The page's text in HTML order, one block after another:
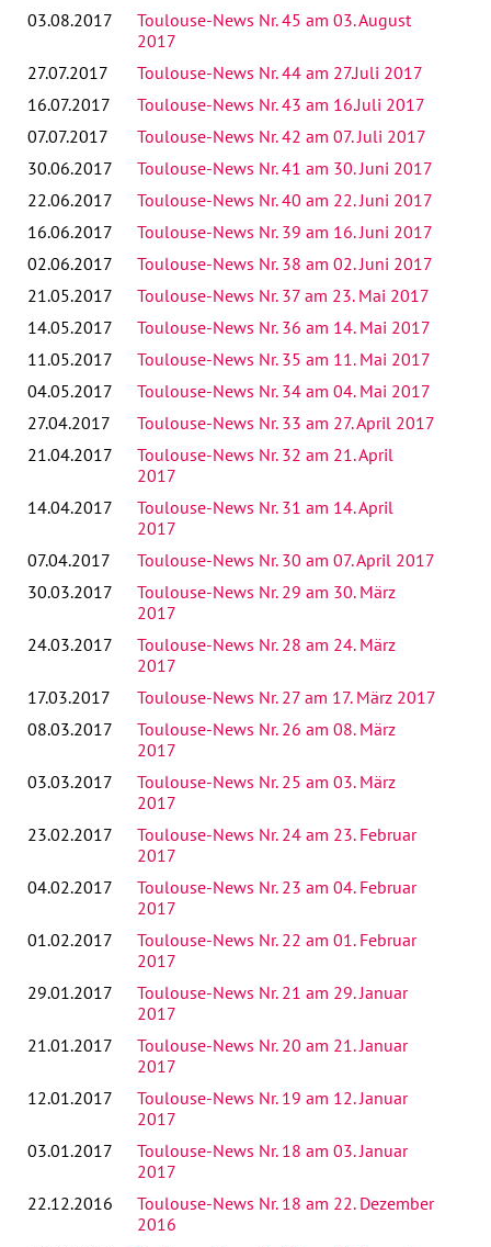
03.08.2017
Toulouse-News Nr. 45 am 03. August
2017
27.07.2017
Toulouse-News Nr. 44 am 27.Juli 2017
16.07.2017
Toulouse-News Nr. 43 am 16.Juli 2017
07.07.2017
Toulouse-News Nr. 42 am 07. Juli 2017
30.06.2017
Toulouse-News Nr. 41 am 30. Juni 2017
22.06.2017
Toulouse-News Nr. 40 am 22. Juni 2017
16.06.2017
Toulouse-News Nr. 39 am 16. Juni 2017
02.06.2017
Toulouse-News Nr. 38 am 02. Juni 2017
21.05.2017
Toulouse-News Nr. 37 am 23. Mai 2017
14.05.2017
Toulouse-News Nr. 36 am 14. Mai 2017
11.05.2017
Toulouse-News Nr. 35 am 11. Mai 2017
04.05.2017
Toulouse-News Nr. 34 am 04. Mai 2017
27.04.2017
Toulouse-News Nr. 33 am 27. April 2017
21.04.2017
Toulouse-News Nr. 32 am 21. April
2017
14.04.2017
Toulouse-News Nr. 31 am 14. April
2017
07.04.2017
Toulouse-News Nr. 30 am 07. April 2017
30.03.2017
Toulouse-News Nr. 29 am 30. März
2017
24.03.2017
Toulouse-News Nr. 28 am 24. März
2017
17.03.2017
Toulouse-News Nr. 27 am 17. März 2017
08.03.2017
Toulouse-News Nr. 26 am 08. März
2017
03.03.2017
Toulouse-News Nr. 25 am 03. März
2017
23.02.2017
Toulouse-News Nr. 24 am 23. Februar
2017
04.02.2017
Toulouse-News Nr. 23 am 04. Februar
2017
01.02.2017
Toulouse-News Nr. 22 am 01. Februar
2017
29.01.2017
Toulouse-News Nr. 21 am 29. Januar
2017
21.01.2017
Toulouse-News Nr. 20 am 21. Januar
2017
12.01.2017
Toulouse-News Nr. 19 am 12. Januar
2017
03.01.2017
Toulouse-News Nr. 18 am 03. Januar
2017
22.12.2016
Toulouse-News Nr. 18 am 22. Dezember
2016